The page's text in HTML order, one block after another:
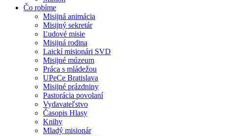
Čo robíme
Misijná animácia
Misijný sekretár
Ľudové misie
Misijná rodina
Laickí misionári SVD
Misijné múzeum
Práca s mládežou
UPeCe Bratislava
Misijné prázdniny
Pastorácia povolaní
Vydavateľstvo
Časopis Hlasy
Knihy
Mladý misionár